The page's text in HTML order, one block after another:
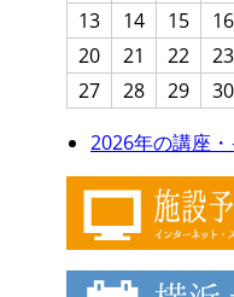
13
14 15 16
20
21 22 23
27
28 29 30
2026年の講座・